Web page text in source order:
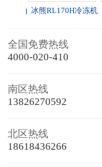
冻机油 冰熊RL170H冷冻机
全国免费热线
4000-020-410
南区热线
13826270592
北区热线
18618436266